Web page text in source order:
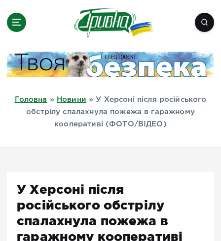
Миколаїв, Одеса, Мелітополь
Головна » Новини » У Херсоні після російського
обстрілу спалахнула пожежа в гаражному
кооперативі (ФОТО/ВІДЕО)
У Херсоні після
російського обстрілу
спалахнула пожежа в
гаражному кооперативі